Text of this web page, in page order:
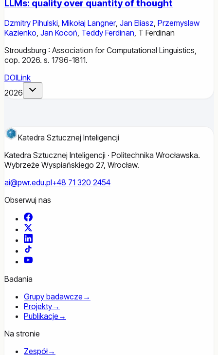
LLMs: quality over quantity of thought
Dzmitry Pihulski Mikołaj Langner, Jan Eliasz Przemyslaw
Kazienko Jan Kocoń Teddy Ferdinan T Ferdinan
Stroudsburg : Association for Computational Linguistics,
cop. 2026. s. 1796-1811.
DOILink
2026
Katedra Sztucznej Inteligencji
Katedra Sztucznej Inteligencji · Politechnika Wrocławska.
Wybrzeże Wyspiańskiego 27, Wrocław.
ai@pwr.edu.pl+48 71 320 2454
Obserwuj nas
Facebook
YouTube
Badania
Grupy badawcze →
Projekty→
Publikacje →
Na stronie
Zespół→